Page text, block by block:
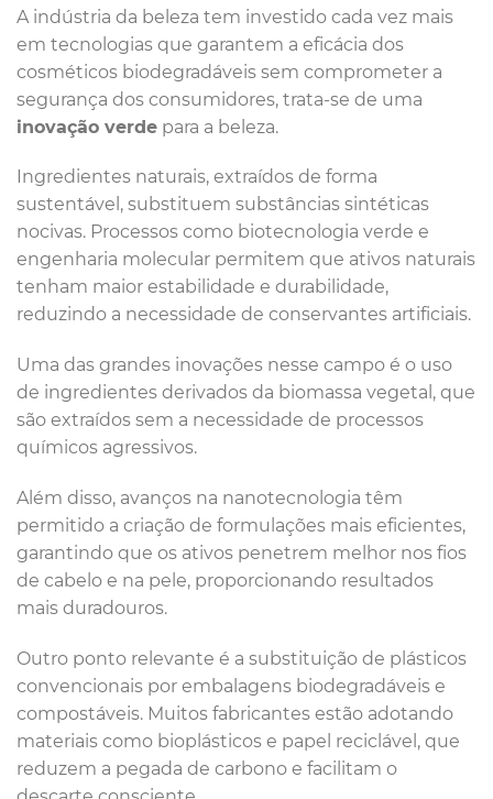
A indústria da beleza tem investido cada vez mais
em tecnologias que garantem a eficácia dos
cosméticos biodegradáveis sem comprometer a
segurança dos consumidores, trata-se de uma
inovação verde para a beleza.
Ingredientes naturais, extraídos de forma
sustentável, substituem substâncias sintéticas
nocivas. Processos como biotecnologia verde e
engenharia molecular permitem que ativos naturais
tenham maior estabilidade e durabilidade,
reduzindo a necessidade de conservantes artificiais.
Uma das grandes inovações nesse campo é o uso
de ingredientes derivados da biomassa vegetal, que
são extraídos sem a necessidade de processos
químicos agressivos.
Além disso, avanços na nanotecnologia têm
permitido a criação de formulações mais eficientes,
garantindo que os ativos penetrem melhor nos fios
de cabelo e na pele, proporcionando resultados
mais duradouros.
Outro ponto relevante é a substituição de plásticos
convencionais por embalagens biodegradáveis e
compostáveis. Muitos fabricantes estão adotando
materiais como bioplásticos e papel reciclável, que
reduzem a pegada de carbono e facilitam o